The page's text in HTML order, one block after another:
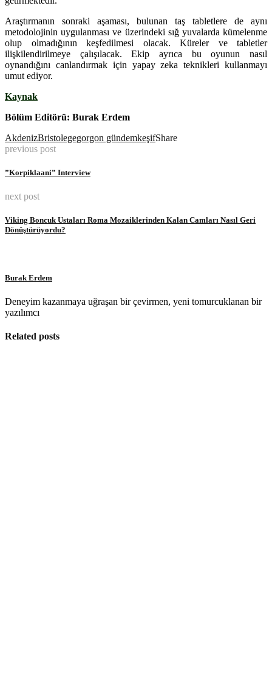
Araştırmanın sonraki aşaması, bulunan taş tabletlere de aynı
metodolojinin uygulanması ve üzerindeki sığ yuvalarda kümelenme
olup olmadığının keşfedilmesi olacak. Küreler ve tabletler
ilişkilendirilmeye çalışılacak. Ekip ayrıca bu oyunun nasıl
oynandığını canlandırmak için yapay zeka teknikleri kullanmayı
umut ediyor.
Kaynak
Bölüm Editörü: Burak Erdem
AkdenizBristolegegorgon gündemkeşifShare
previous post
”Korpiklaani” Interview
next post
Viking Boncuk Ustaları Roma Mozaiklerinden Kalan Camları Nasıl Geri
Dönüştürüyordu?
Burak Erdem
Deneyim kazanmaya uğraşan bir çevirmen, yeni tomurcuklanan bir
yazılımcı
Related posts